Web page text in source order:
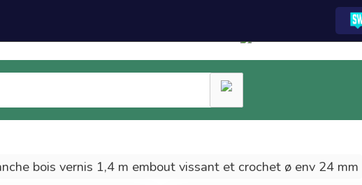
?
et
La centrale
d'achat
Les technologies e-
centrale d'achat ont
été développées par
Adhérent
financement de
centrale vous
bois vernis 1,4 m embout vissant et crochet ø env 24 mm